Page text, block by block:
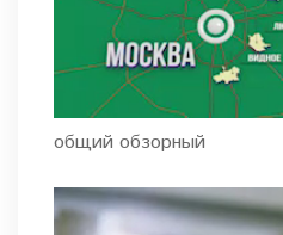
общий обзорный